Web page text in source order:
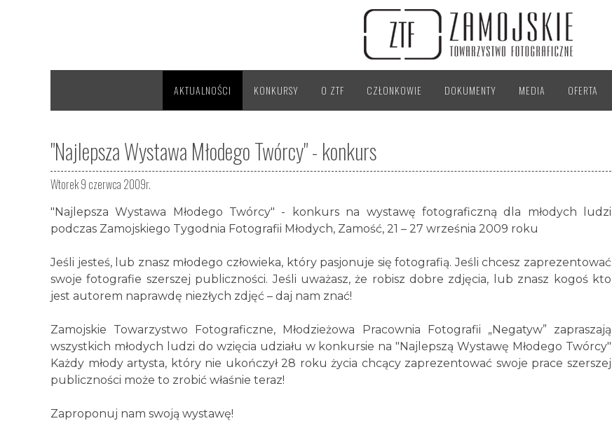
AKTUALNOŚCI KONKURSY O ZTF CZŁONKOWIE DOKUMENTY MEDIA OFERTA
"Najlepsza Wystawa Młodego Twórcy" - konkurs
Wtorek 9 czerwca 2009r.
"Najlepsza Wystawa Młodego Twórcy" - konkurs na wystawę fotograficzną dla młodych ludzi
podczas Zamojskiego Tygodnia Fotografii Młodych, Zamość, 21 – 27 września 2009 roku
Jeśli jesteś, lub znasz młodego człowieka, który pasjonuje się fotografią. Jeśli chcesz zaprezentować
swoje fotografie szerszej publiczności. Jeśli uważasz, że robisz dobre zdjęcia, lub znasz kogoś kto
jest autorem naprawdę niezłych zdjęć – daj nam znać!
Zamojskie Towarzystwo Fotograficzne, Młodzieżowa Pracownia Fotografii „Negatyw” zapraszają
wszystkich młodych ludzi do wzięcia udziału w konkursie na "Najlepszą Wystawę Młodego Twórcy"
Każdy młody artysta, który nie ukończył 28 roku życia chcący zaprezentować swoje prace szerszej
publiczności może to zrobić właśnie teraz!
Zaproponuj nam swoją wystawę!